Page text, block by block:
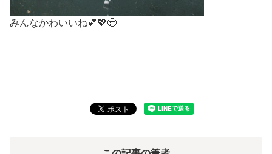
みんなかわいいね💕💖😍